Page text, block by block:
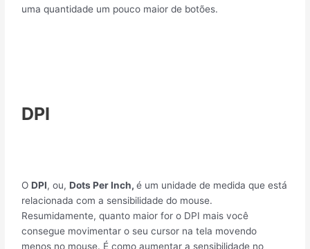
uma quantidade um pouco maior de botões.
DPI
ODPI, ou,Dots Per Inch,é um unidade de medida que está
relacionada com a sensibilidade do mouse.
Resumidamente, quanto maior for o DPI mais você
consegue movimentar o seu cursor na tela movendo
menos no mouse. É como aumentar a sensibilidade no